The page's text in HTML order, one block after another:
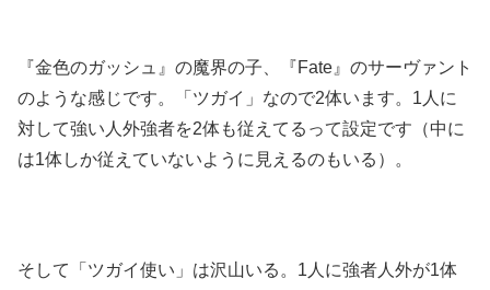
『金色のガッシュ』の魔界の子、『Fate』のサーヴァント
のような感じです。「ツガイ」なので2体います。1人に
対して強い人外強者を2体も従えてるって設定です（中に
は1体しか従えていないように見えるのもいる）。
そして「ツガイ使い」は沢山いる。1人に強者人外が1体